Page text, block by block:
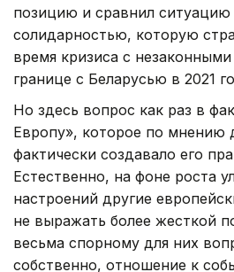
позицию и сравнил ситуацию
солидарностью, которую
время кризиса с
границе с Беларусью в 2021
Но здесь вопрос как раз в
Европу», которое по мнению
фактически создавало его
Естественно, на фоне роста
настроений другие
не выражать более жесткой
весьма спорному для них
собственно, отношение к